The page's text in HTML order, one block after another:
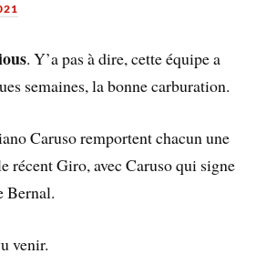
. Y’a pas à dire, cette équipe a
semaines, la bonne carburation.
Caruso remportent chacun une
récent Giro, avec Caruso qui signe
Bernal.
venir.